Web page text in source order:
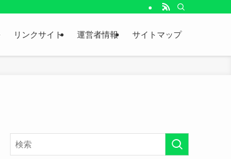
リンクサイト 運営者情報 サイトマップ